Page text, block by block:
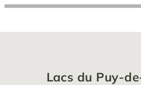
Lacs du Puy-